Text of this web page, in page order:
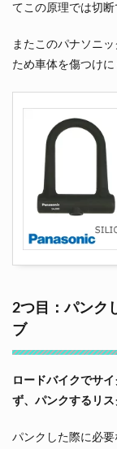
てこの原理では切断
またこのパナソニ
ため車体を傷つけに
2つ目：パンク
ブ
ロードバイクでサ
ず、パンクするリス
パンクした際に必